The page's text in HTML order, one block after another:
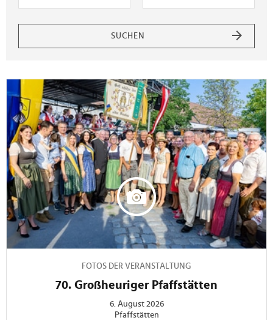
SUCHEN
FOTOS DER VERANSTALTUNG
70. Großheuriger Pfaffstätten
6. August 2026
Pfaffstätten